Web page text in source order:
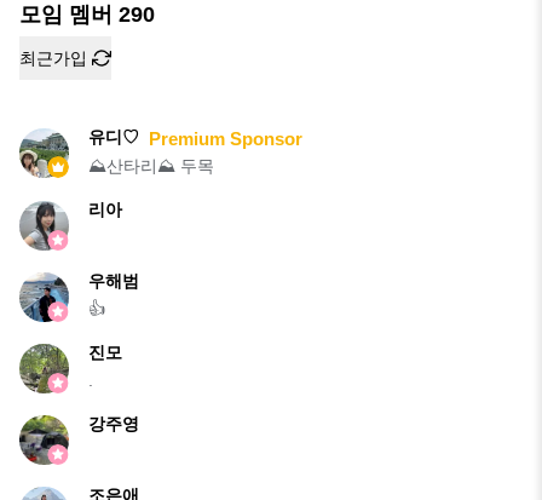
모임 멤버 290
최근가입
유디♡ Premium Sponsor
⛰️산타리⛰️ 두목
리아
우해범
👍
진모
강주영
조은애